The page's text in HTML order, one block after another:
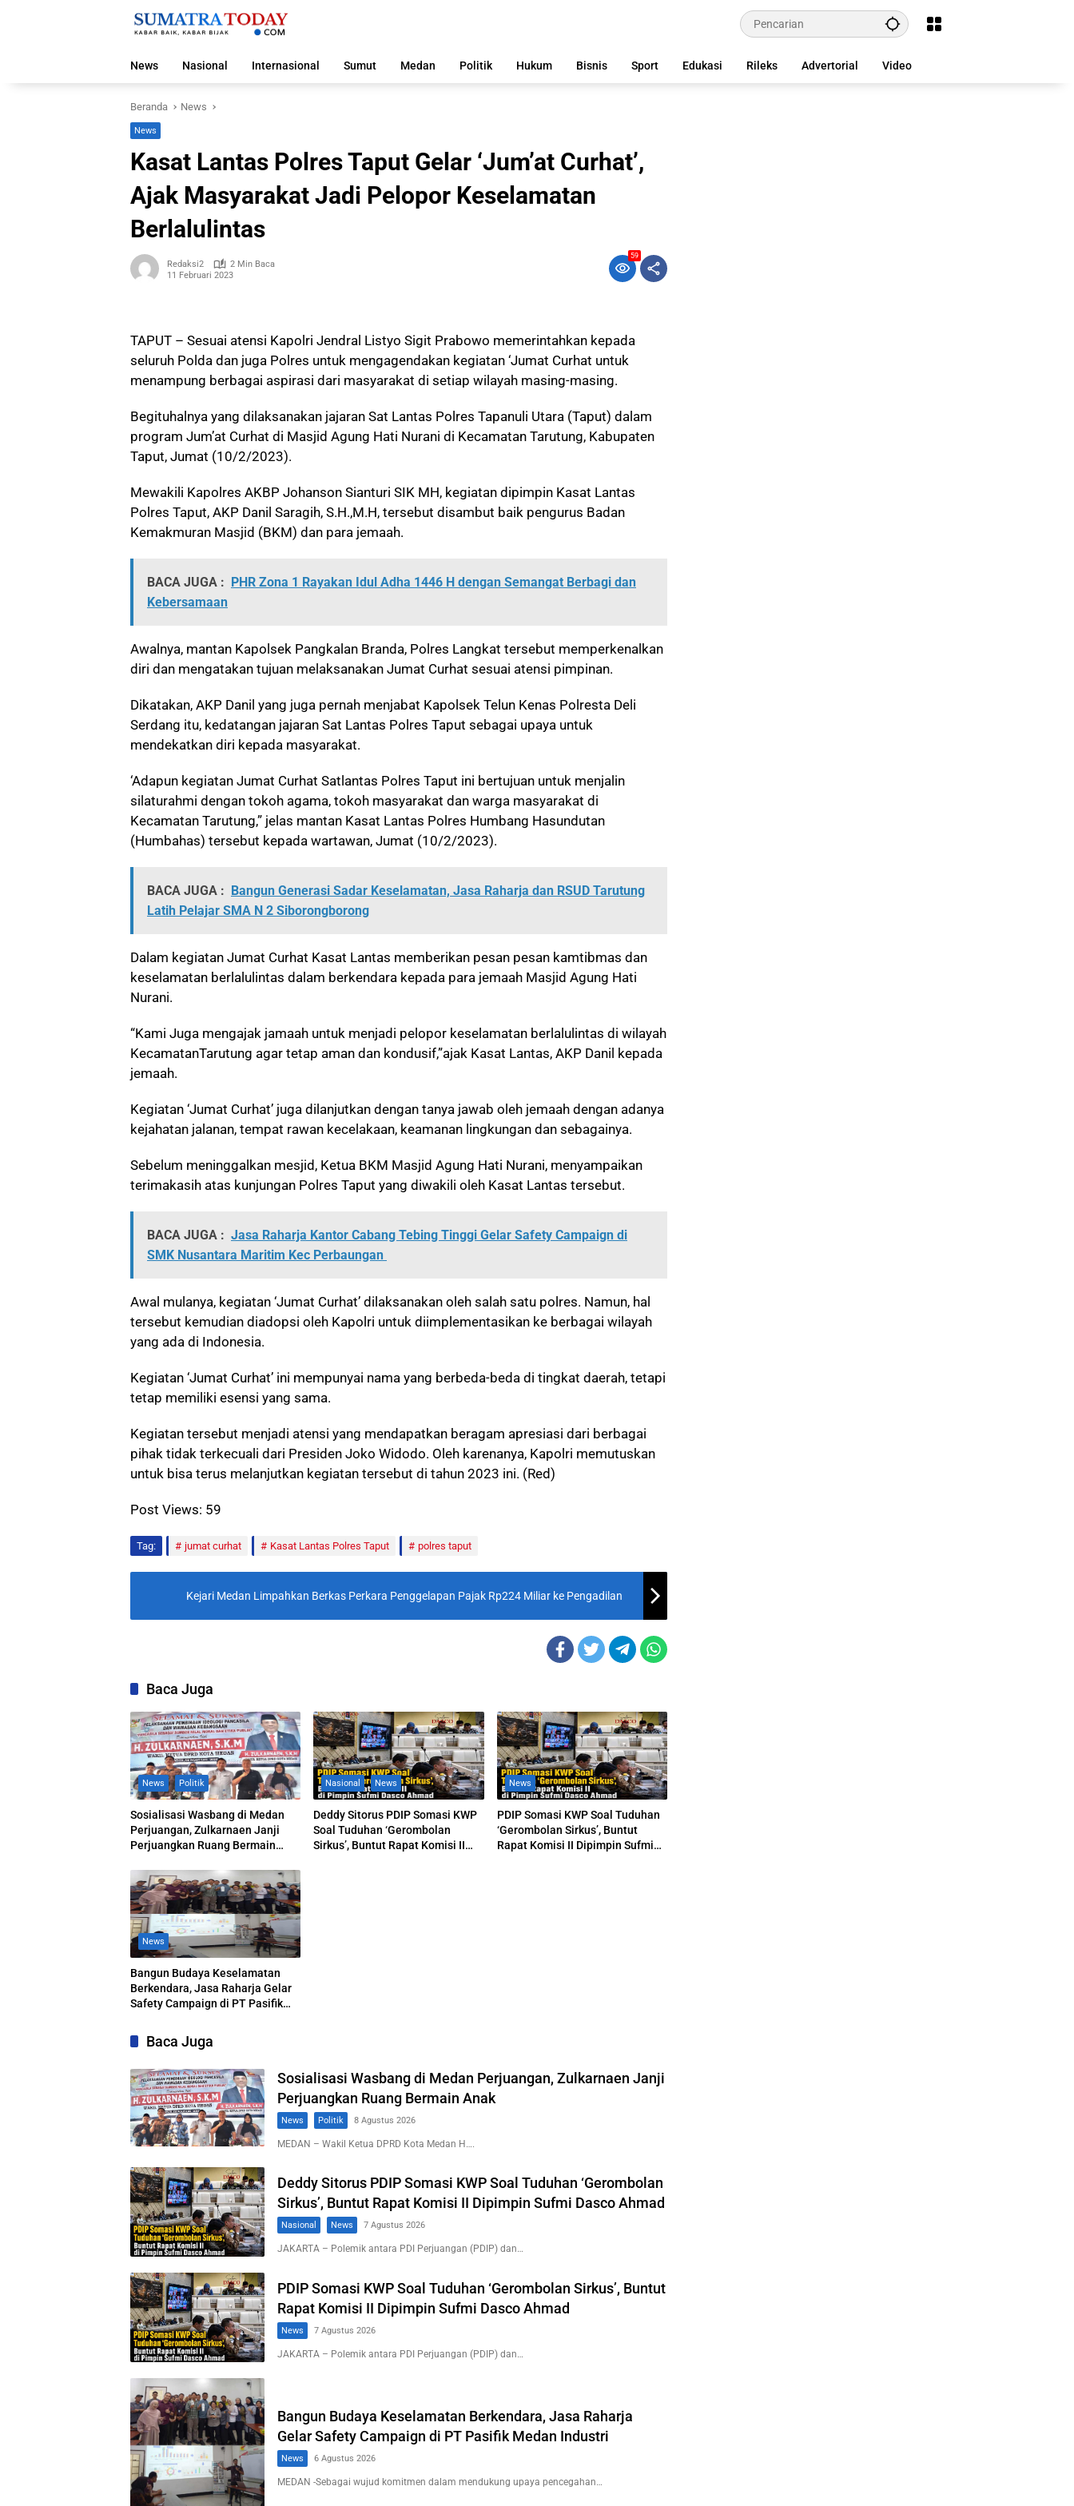
News
Nasional Internasional Sumut Medan Politik Hukum Bisnis Sport Edukasi Rileks Advertorial Video
Beranda News
News
Kasat Lantas Polres Taput Gelar ‘Jum’at Curhat’,
Ajak Masyarakat Jadi Pelopor Keselamatan
Berlalulintas
Redaksi2
2 Min Baca
11 Februari 2023
59
TAPUT – Sesuai atensi Kapolri Jendral Listyo Sigit Prabowo memerintahkan kepada
seluruh Polda dan juga Polres untuk mengagendakan kegiatan ‘Jumat Curhat untuk
menampung berbagai aspirasi dari masyarakat di setiap wilayah masing-masing.
Begituhalnya yang dilaksanakan jajaran Sat Lantas Polres Tapanuli Utara (Taput) dalam
program Jum’at Curhat di Masjid Agung Hati Nurani di Kecamatan Tarutung, Kabupaten
Taput, Jumat (10/2/2023).
Mewakili Kapolres AKBP Johanson Sianturi SIK MH, kegiatan dipimpin Kasat Lantas
Polres Taput, AKP Danil Saragih, S.H.,M.H, tersebut disambut baik pengurus Badan
Kemakmuran Masjid (BKM) dan para jemaah.
BACA JUGA : PHR Zona 1 Rayakan Idul Adha 1446 H dengan Semangat Berbagi dan
Kebersamaan
Awalnya, mantan Kapolsek Pangkalan Branda, Polres Langkat tersebut memperkenalkan
diri dan mengatakan tujuan melaksanakan Jumat Curhat sesuai atensi pimpinan.
Dikatakan, AKP Danil yang juga pernah menjabat Kapolsek Telun Kenas Polresta Deli
Serdang itu, kedatangan jajaran Sat Lantas Polres Taput sebagai upaya untuk
mendekatkan diri kepada masyarakat.
‘Adapun kegiatan Jumat Curhat Satlantas Polres Taput ini bertujuan untuk menjalin
silaturahmi dengan tokoh agama, tokoh masyarakat dan warga masyarakat di
Kecamatan Tarutung,” jelas mantan Kasat Lantas Polres Humbang Hasundutan
(Humbahas) tersebut kepada wartawan, Jumat (10/2/2023).
BACA JUGA : Bangun Generasi Sadar Keselamatan, Jasa Raharja dan RSUD Tarutung
Latih Pelajar SMA N 2 Siborongborong
Dalam kegiatan Jumat Curhat Kasat Lantas memberikan pesan pesan kamtibmas dan
keselamatan berlalulintas dalam berkendara kepada para jemaah Masjid Agung Hati
Nurani.
“Kami Juga mengajak jamaah untuk menjadi pelopor keselamatan berlalulintas di wilayah
KecamatanTarutung agar tetap aman dan kondusif,”ajak Kasat Lantas, AKP Danil kepada
jemaah.
Kegiatan ‘Jumat Curhat’ juga dilanjutkan dengan tanya jawab oleh jemaah dengan adanya
kejahatan jalanan, tempat rawan kecelakaan, keamanan lingkungan dan sebagainya.
Sebelum meninggalkan mesjid, Ketua BKM Masjid Agung Hati Nurani, menyampaikan
terimakasih atas kunjungan Polres Taput yang diwakili oleh Kasat Lantas tersebut.
BACA JUGA : Jasa Raharja Kantor Cabang Tebing Tinggi Gelar Safety Campaign di
SMK Nusantara Maritim Kec Perbaungan
Awal mulanya, kegiatan ‘Jumat Curhat’ dilaksanakan oleh salah satu polres. Namun, hal
tersebut kemudian diadopsi oleh Kapolri untuk diimplementasikan ke berbagai wilayah
yang ada di Indonesia.
Kegiatan ‘Jumat Curhat’ ini mempunyai nama yang berbeda-beda di tingkat daerah, tetapi
tetap memiliki esensi yang sama.
Kegiatan tersebut menjadi atensi yang mendapatkan beragam apresiasi dari berbagai
pihak tidak terkecuali dari Presiden Joko Widodo. Oleh karenanya, Kapolri memutuskan
untuk bisa terus melanjutkan kegiatan tersebut di tahun 2023 ini. (Red)
Post Views: 59
Tag: jumat curhat Kasat Lantas Polres Taput polres taput
Kejari Medan Limpahkan Berkas Perkara Penggelapan Pajak Rp224 Miliar ke Pengadilan
Baca Juga
News Politik
Sosialisasi Wasbang di Medan
Perjuangan, Zulkarnaen Janji
Perjuangkan Ruang Bermain
Nasional News
Deddy Sitorus PDIP Somasi KWP
Soal Tuduhan ‘Gerombolan
Sirkus’, Buntut Rapat Komisi II
News
PDIP Somasi KWP Soal Tuduhan
‘Gerombolan Sirkus’, Buntut
Rapat Komisi II Dipimpin Sufmi
News
Bangun Budaya Keselamatan
Berkendara, Jasa Raharja Gelar
Safety Campaign di PT Pasifik
Baca Juga
Sosialisasi Wasbang di Medan Perjuangan, Zulkarnaen Janji
Perjuangkan Ruang Bermain Anak
News Politik 8 Agustus 2026
MEDAN – Wakil Ketua DPRD Kota Medan H….
Deddy Sitorus PDIP Somasi KWP Soal Tuduhan ‘Gerombolan
Sirkus’, Buntut Rapat Komisi II Dipimpin Sufmi Dasco Ahmad
Nasional News 7 Agustus 2026
JAKARTA – Polemik antara PDI Perjuangan (PDIP) dan…
PDIP Somasi KWP Soal Tuduhan ‘Gerombolan Sirkus’, Buntut
Rapat Komisi II Dipimpin Sufmi Dasco Ahmad
News 7 Agustus 2026
JAKARTA – Polemik antara PDI Perjuangan (PDIP) dan…
Bangun Budaya Keselamatan Berkendara, Jasa Raharja
Gelar Safety Campaign di PT Pasifik Medan Industri
News 6 Agustus 2026
MEDAN -Sebagai wujud komitmen dalam mendukung upaya pencegahan…